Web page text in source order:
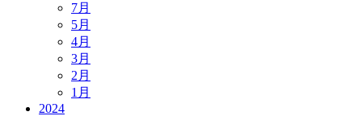
7月
5月
4月
3月
2月
1月
2024